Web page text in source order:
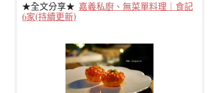
★全文分享★ 嘉義私廚、無菜單料理｜食記
6家(持續更新)